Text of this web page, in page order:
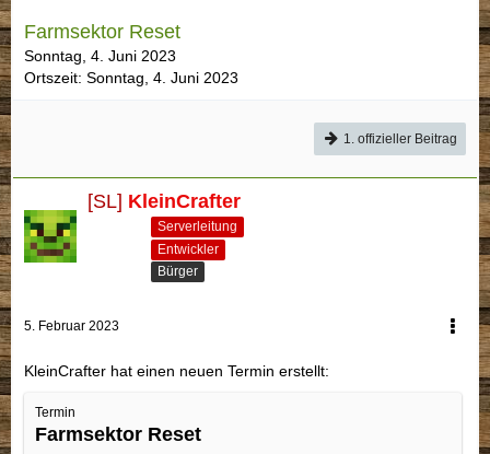
Farmsektor Reset
Sonntag, 4. Juni 2023
Ortszeit: Sonntag, 4. Juni 2023
1. offizieller Beitrag
[SL] KleinCrafter
Serverleitung
Entwickler
Bürger
5. Februar 2023
KleinCrafter hat einen neuen Termin erstellt:
Termin
Farmsektor Reset